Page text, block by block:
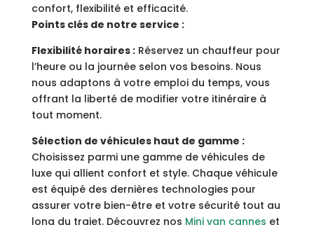
confort, flexibilité et efficacité.
Points clés de notre service :
Flexibilité horaires :Réservez un chauffeur pour
l’heure ou la journée selon vos besoins. Nous
nous adaptons à votre emploi du temps, vous
offrant la liberté de modifier votre itinéraire à
tout moment.
Sélection de véhicules haut de gamme :
Choisissez parmi une gamme de véhicules de
luxe qui allient confort et style. Chaque véhicule
est équipé des dernières technologies pour
assurer votre bien-être et votre sécurité tout au
long du trajet. Découvrez nos Mini van cannes et